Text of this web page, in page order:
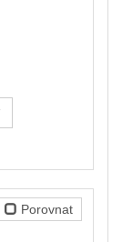
Porovnat